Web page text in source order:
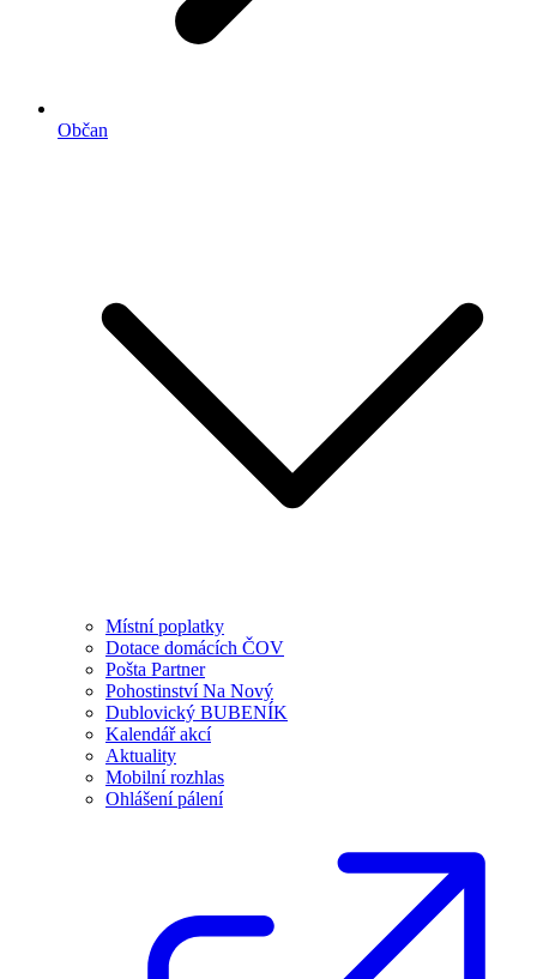
Občan
Místní poplatky
Dotace domácích ČOV
Pošta Partner
Pohostinství Na Nový
Dublovický BUBENÍK
Kalendář akcí
Aktuality
Mobilní rozhlas
Ohlášení pálení